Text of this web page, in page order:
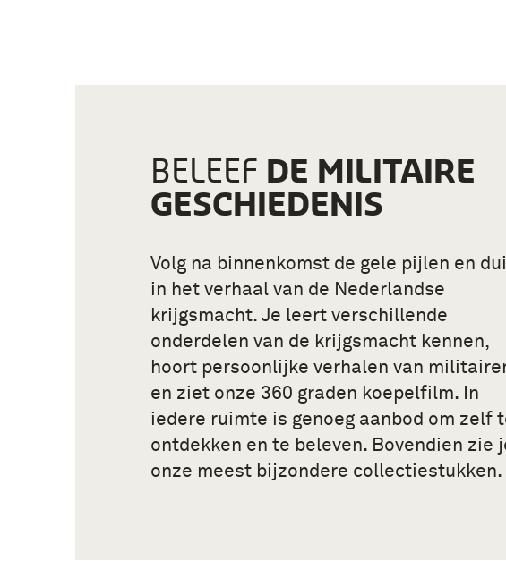
BELEEF DE MILITAIRE
GESCHIEDENIS
Volg na binnenkomst de gele pijlen en
in het verhaal van de Nederlandse
krijgsmacht. Je leert verschillende
onderdelen van de krijgsmacht kennen,
hoort persoonlijke verhalen van
en ziet onze 360 graden koepelfilm. In
iedere ruimte is genoeg aanbod om zelf
ontdekken en te beleven. Bovendien zie
onze meest bijzondere collectiestukken.